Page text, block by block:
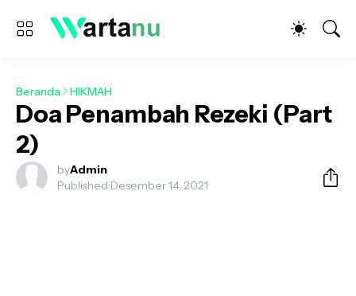
Beranda HIKMAH
Doa Penambah Rezeki (Part
2)
byAdmin
Published:Desember 14, 2021